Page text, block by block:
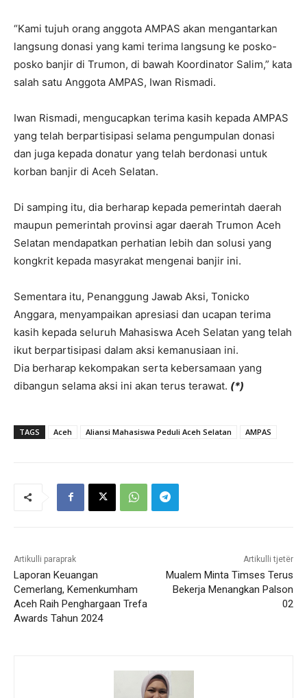
“Kami tujuh orang anggota AMPAS akan mengantarkan
langsung donasi yang kami terima langsung ke posko-
posko banjir di Trumon, di bawah Koordinator Salim,” kata
salah satu Anggota AMPAS, Iwan Rismadi.
Iwan Rismadi, mengucapkan terima kasih kepada AMPAS
yang telah berpartisipasi selama pengumpulan donasi
dan juga kepada donatur yang telah berdonasi untuk
korban banjir di Aceh Selatan.
Di samping itu, dia berharap kepada pemerintah daerah
maupun pemerintah provinsi agar daerah Trumon Aceh
Selatan mendapatkan perhatian lebih dan solusi yang
kongkrit kepada masyrakat mengenai banjir ini.
Sementara itu, Penanggung Jawab Aksi, Tonicko
Anggara, menyampaikan apresiasi dan ucapan terima
kasih kepada seluruh Mahasiswa Aceh Selatan yang telah
ikut berpartisipasi dalam aksi kemanusiaan ini.
Dia berharap kekompakan serta kebersamaan yang
dibangun selama aksi ini akan terus terawat. (*)
TAGS Aceh Aliansi Mahasiswa Peduli Aceh Selatan AMPAS
Artikulli paraprak
Laporan Keuangan
Cemerlang, Kemenkumham
Aceh Raih Penghargaan Trefa
Awards Tahun 2024
Artikulli tjetër
Mualem Minta Timses Terus
Bekerja Menangkan Palson
02